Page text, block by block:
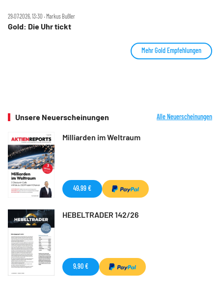
29.07.2026, 13:30 ‧ Markus Bußler
Gold: Die Uhr tickt
Mehr Gold Empfehlungen
Unsere Neuerscheinungen Alle Neuerscheinungen
Milliarden im Weltraum
49,99 €
HEBELTRADER 142/26
9,90 €